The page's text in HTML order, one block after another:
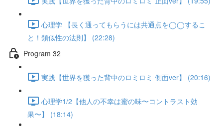
心理学 【長く通ってもらうには共通点を◯◯するこ
と！類似性の法則】 (22:28)
Program 32
実践【世界を獲った背中のロミロミ 側面ver】 (20:16)
心理学1/2【他人の不幸は蜜の味〜コントラスト効
果〜】 (18:14)